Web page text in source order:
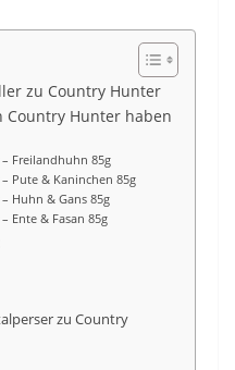
zu Country Hunter
Country Hunter haben
Freilandhuhn 85g
Pute & Kaninchen 85g
Huhn & Gans 85g
Ente & Fasan 85g
zu Country